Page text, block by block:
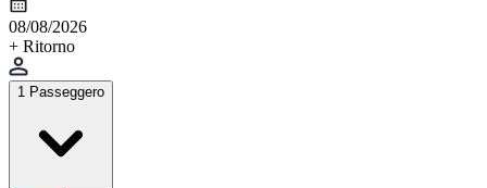
08/08/2026
+ Ritorno
1 Passeggero